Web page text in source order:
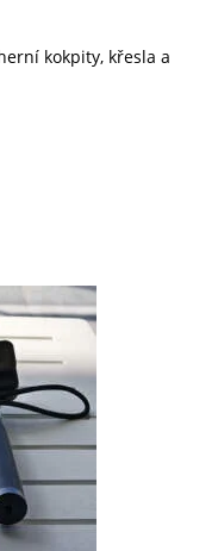
kokpity, křesla a